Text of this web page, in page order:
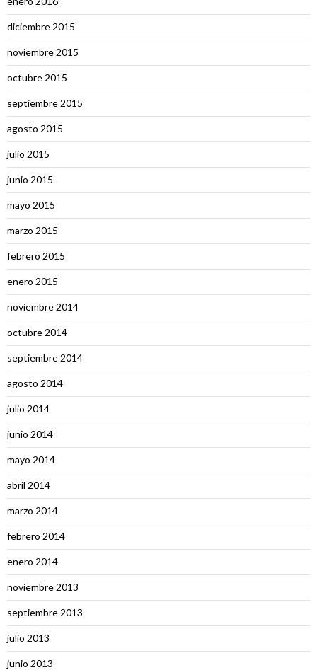
diciembre 2015
noviembre 2015
octubre 2015
septiembre 2015
agosto 2015
julio 2015
junio 2015
mayo 2015
marzo 2015
febrero 2015
enero 2015
noviembre 2014
octubre 2014
septiembre 2014
agosto 2014
julio 2014
junio 2014
mayo 2014
abril 2014
marzo 2014
febrero 2014
enero 2014
noviembre 2013
septiembre 2013
julio 2013
junio 2013